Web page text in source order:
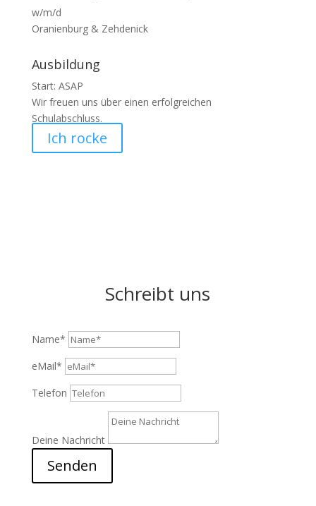
w/m/d
Oranienburg & Zehdenick
Ausbildung
Start: ASAP
Wir freuen uns über einen erfolgreichen
Schulabschluss.
Ich rocke
Schreibt uns
Name*
eMail*
Telefon
Deine Nachricht
Senden